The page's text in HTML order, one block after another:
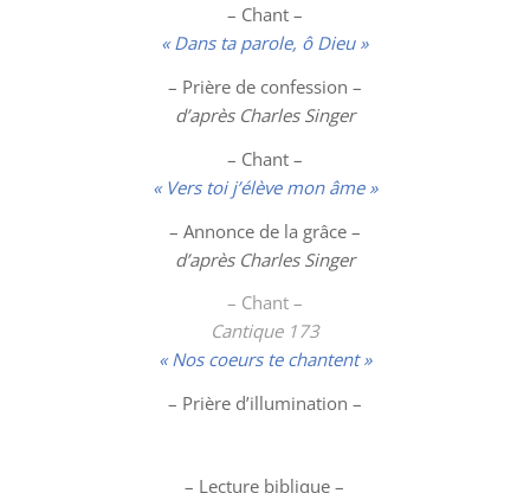
– Chant –
« Dans ta parole, ô Dieu »
– Prière de confession –
d’après Charles Singer
– Chant –
« Vers toi j’élève mon âme »
– Annonce de la grâce –
d’après Charles Singer
– Chant –
Cantique 173
« Nos coeurs te chantent »
– Prière d’illumination –
– Lecture biblique –